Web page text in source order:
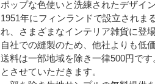
ポップな色使いと洗練されたデザイ
1951年にフィンランドで設立されま
れ、さまざまなインテリア雑貨に登
自社での縫製のため、他社よりも低
送料は一部地域を除き一律500円で
とさせていただきます。